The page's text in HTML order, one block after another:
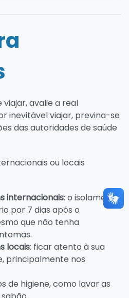
avalie a real
inevitável viajar, previna-se
das autoridades de saúde
ou locais
internacionais: o isolamento
por 7 dias após o
que não tenha
locais: ficar atento à sua
principalmente nos
de higiene, como lavar as